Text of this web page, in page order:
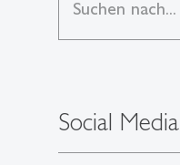
Social Media